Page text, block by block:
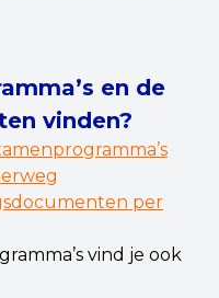
en de
vinden?
per
vind je ook